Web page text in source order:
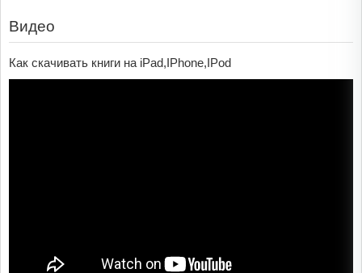
Видео
Как скачивать книги на iPad,IPhone,IPod